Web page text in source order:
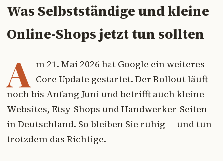
Was Selbstständige und kleine
Online-Shops jetzt tun sollten
A m 21. Mai 2026 hat Google ein weiteres
Core Update gestartet. Der Rollout läuft
noch bis Anfang Juni und betrifft auch kleine
Websites, Etsy-Shops und Handwerker-Seiten
in Deutschland. So bleiben Sie ruhig — und tun
trotzdem das Richtige.